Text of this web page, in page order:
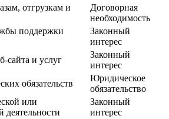
отгрузкам и
Договорная
необходимость
поддержки
Законный
интерес
сайта и услуг
Законный
интерес
обязательств
Юридическое
обязательство
или
деятельности
Законный
интерес